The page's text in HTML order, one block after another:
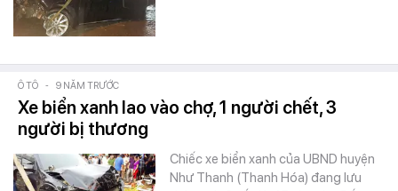
Ô TÔ - 9 NĂM TRƯỚC
Xe biển xanh lao vào chợ, 1 người chết, 3
người bị thương
Chiếc xe biển xanh của UBND huyện
Như Thanh (Thanh Hóa) đang lưu